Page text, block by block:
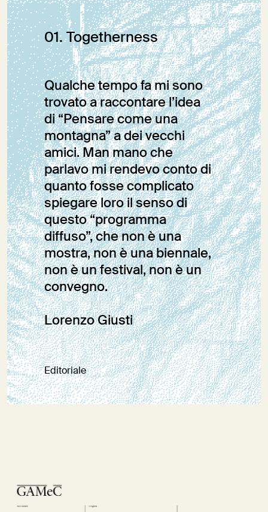
Editoriale
01. Togetherness
Qualche tempo fa mi sono
trovato a raccontare l’idea
di “Pensare come una
montagna” a dei vecchi
amici. Man mano che
parlavo mi rendevo conto di
quanto fosse complicato
spiegare loro il senso di
questo “programma
diffuso”, che non è una
mostra, non è una biennale,
non è un festival, non è un
convegno.
Lorenzo Giusti
Editoriale